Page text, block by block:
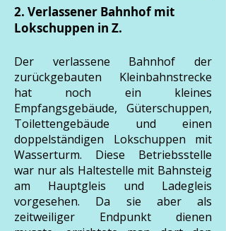
2. Verlassener Bahnhof mit
Lokschuppen in Z.
Der verlassene Bahnhof der
zurückgebauten Kleinbahnstrecke
hat noch ein kleines
Empfangsgebäude, Güterschuppen,
Toilettengebäude und einen
doppelständigen Lokschuppen mit
Wasserturm. Diese Betriebsstelle
war nur als Haltestelle mit Bahnsteig
am Hauptgleis und Ladegleis
vorgesehen. Da sie aber als
zeitweiliger Endpunkt dienen